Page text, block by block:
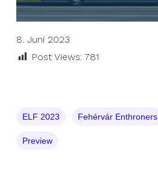
8. Juni 2023
Post Views: 781
ELF 2023 Fehérvár Enthroners
Preview